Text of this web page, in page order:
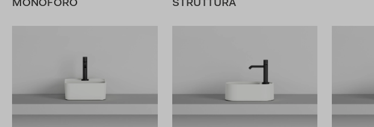
MONOFORO
STRUTTURA